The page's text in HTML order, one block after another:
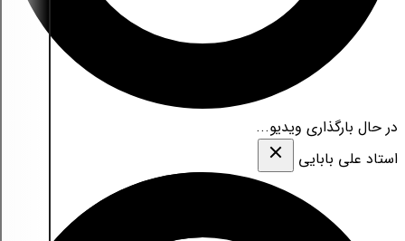
در حال بارگذاری ویدیو...
استاد علی بابایی